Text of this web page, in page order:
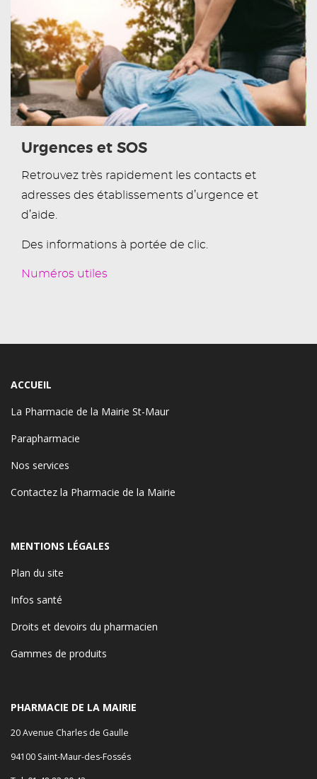
Urgences et SOS
Retrouvez très rapidement les contacts et
adresses des établissements d’urgence et
d’aide.
Des informations à portée de clic.
Numéros utiles
ACCUEIL
La Pharmacie de la Mairie St-Maur
Parapharmacie
Nos services
Contactez la Pharmacie de la Mairie
MENTIONS LÉGALES
Plan du site
Infos santé
Droits et devoirs du pharmacien
Gammes de produits
PHARMACIE DE LA MAIRIE
20 Avenue Charles de Gaulle
94100 Saint-Maur-des-Fossés